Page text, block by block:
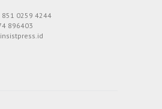
851 0259 4244
896403